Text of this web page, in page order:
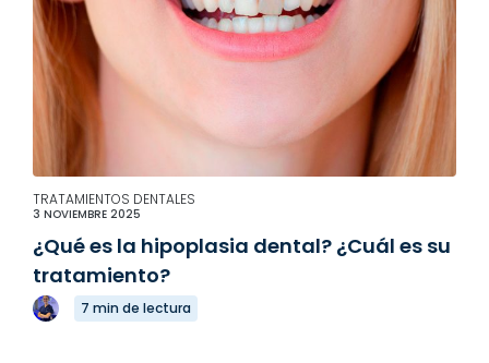
TRATAMIENTOS DENTALES
3 NOVIEMBRE 2025
¿Qué es la hipoplasia dental? ¿Cuál es su
tratamiento?
7 min de lectura